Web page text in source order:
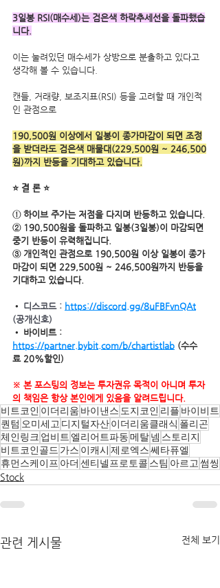
3일봉 RSI(매수세)는 검은색 하락추세선을 돌파했습
니다.
이는 눌려있던 매수세가 상방으로 분출하고 있다고
생각해 볼 수 있습니다.
캔들, 거래량, 보조지표(RSI) 등을 고려할 때 개인적
인 관점으로
190,500원 이상에서 일봉이 종가마감이 되면 조정
을 받더라도 검은색 매물대(229,500원 ~ 246,500
원)까지 반등을 기대하고 있습니다.
⭐ 결 론 ⭐
① 하이브 주가는 저점을 다지며 반등하고 있습니다.
② 190,500원을 돌파하고 일봉(3일봉)이 마감되면
중기 반등이 유력해집니다.
③ 개인적인 관점으로 190,500원 이상 일봉이 종가
마감이 되면 229,500원 ~ 246,500원까지 반등을
기대하고 있습니다.
• 디스코드 : https://discord.gg/8uFBFvnQAt
(공개신호)
• 바이비트 :
https://partner.bybit.com/b/chartistlab (수수
료 20%할인)
※ 본 포스팅의 정보는 투자권유 목적이 아니며 투자
의 책임은 항상 본인에게 있음을 알려드립니다.
비트코인 이더리움 바이낸스 도지코인 리플 바이비트
퀀텀 오미세고 디지털자산이더리움클래식 폴리곤
체인링크 업비트 엘리어트파동메탈넴 스토리지
비트코인골드 가스 이캐시 제로엑스쎄타퓨엘
휴먼스케이프 아더 센티넬프로토콜 스팀 아르고썸씽
Stock
관련 게시물 전체 보기